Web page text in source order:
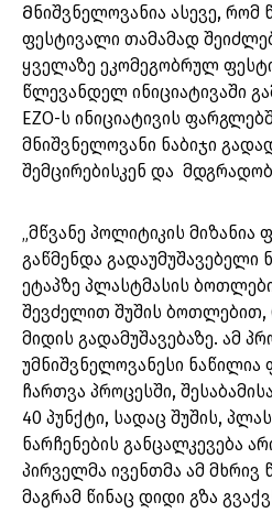
Მნიშვნელოვანია ასევე,
ფესტივალი თამამად
ყველაზე ეკომეგობრულ
წლევანდელ ინიციატივაში
EZO-ს ინიციატივის
მნიშვნელოვანი ნაბიჯი
შემცირებისკენ და
„მწვანე პოლიტიკის
გაწმენდა გადაუმუშავებელი
ეტაპზე პლასტმასის
შევძელით შუშის
მიდის გადამუშავებაზე. ამ
უმნიშვნელოვანესი ნაწილია
ჩართვა პროცესში,
40 პუნქტი, სადაც შუშის,
ნარჩენების განცალკევება
პირველმა ივენთმა ამ მხრივ
მაგრამ წინაც დიდი გზა